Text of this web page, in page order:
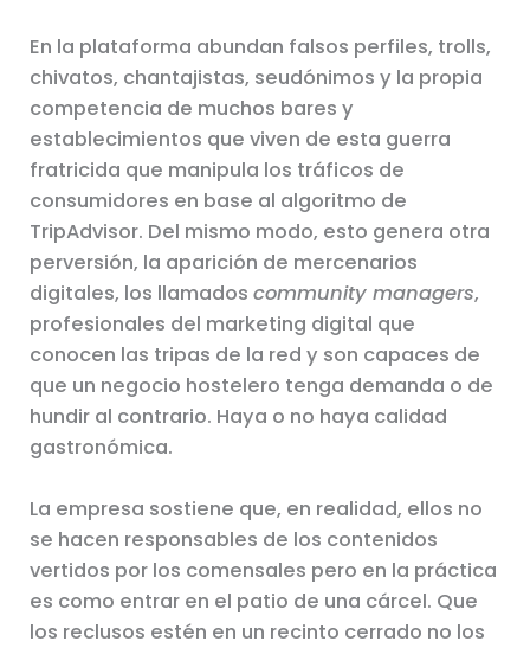
En la plataforma abundan falsos perfiles, trolls,
chivatos, chantajistas, seudónimos y la propia
competencia de muchos bares y
establecimientos que viven de esta guerra
fratricida que manipula los tráficos de
consumidores en base al algoritmo de
TripAdvisor. Del mismo modo, esto genera otra
perversión, la aparición de mercenarios
digitales, los llamadoscommunity managers,
profesionales del marketing digital que
conocen las tripas de la red y son capaces de
que un negocio hostelero tenga demanda o de
hundir al contrario. Haya o no haya calidad
gastronómica.
La empresa sostiene que, en realidad, ellos no
se hacen responsables de los contenidos
vertidos por los comensales pero en la práctica
es como entrar en el patio de una cárcel. Que
los reclusos estén en un recinto cerrado no los